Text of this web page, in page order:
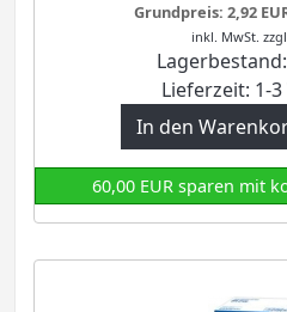
Grundpreis: 2,92
inkl. MwSt.
Lagerbestand:
Lieferzeit: 1-
In den
60,00 EUR sparen mit